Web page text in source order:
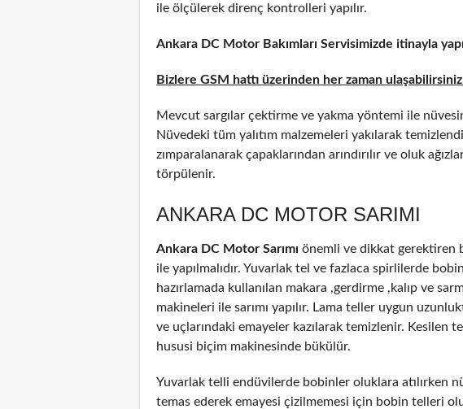
ile ölçülerek direnç kontrolleri yapılır.
Ankara DC Motor Bakımları Servisimizde itinayla
Bizlere GSM hattı üzerinden her zaman
Mevcut sargılar çektirme ve yakma yöntemi ile
Nüvedeki tüm yalıtım malzemeleri yakılarak
zımparalanarak çapaklarından arındırılır ve oluk
törpülenir.
ANKARA DC MOTOR SARIMI
Ankara DC Motor Sarımı önemli ve dikkat gerektiren
ile yapılmalıdır. Yuvarlak tel ve fazlaca spirlilerde bobin
hazırlamada kullanılan makara ,gerdirme ,kalıp ve
makineleri ile sarımı yapılır. Lama teller uygun
ve uçlarındaki emayeler kazılarak temizlenir. Kesilen
hususi biçim makinesinde bükülür.
Yuvarlak telli endüvilerde bobinler oluklara atılırken
temas ederek emayesi çizilmemesi için bobin telleri